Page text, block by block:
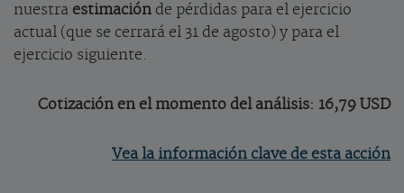
nuestra estimación de pérdidas para el ejercicio
actual (que se cerrará el 31 de agosto) y para el
ejercicio siguiente.
Cotización en el momento del análisis: 16,79 USD
Vea la información clave de esta acción